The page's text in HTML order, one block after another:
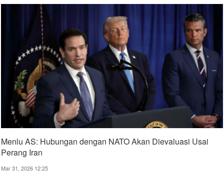
Menlu AS: Hubungan dengan NATO Akan Dievaluasi Usai
Perang Iran
Mar 31, 2026 12:25